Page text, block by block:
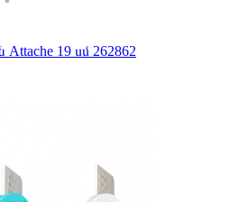
19 սմ 262862